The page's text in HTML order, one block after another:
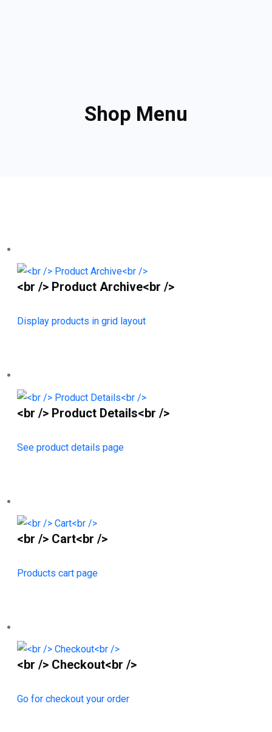
Shop Menu
<br /> Product Archive<br />
Display products in grid layout
<br /> Product Details<br />
See product details page
<br /> Cart<br />
Products cart page
<br /> Checkout<br />
Go for checkout your order